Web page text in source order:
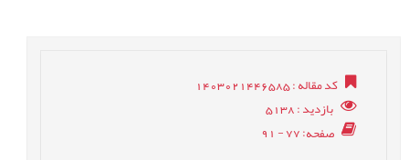
کد مقاله: 1403021446585
بازدید: 5138
صفحه: 77 - 91